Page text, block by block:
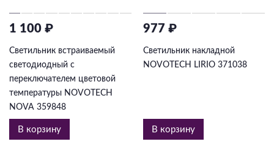
1 100 ₽
Светильник встраиваемый
светодиодный с
переключателем цветовой
температуры NOVOTECH
NOVA 359848
В корзину
977 ₽
Светильник накладной
NOVOTECH LIRIO 371038
В корзину